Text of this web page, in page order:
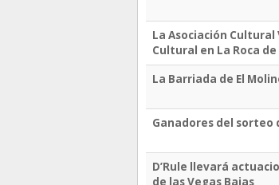
La Asociación
Cultural en La Roca
La Barriada de El
Ganadores del sorteo
D’Rule llevará